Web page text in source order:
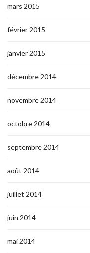
mars 2015
février 2015
janvier 2015
décembre 2014
novembre 2014
octobre 2014
septembre 2014
août 2014
juillet 2014
juin 2014
mai 2014